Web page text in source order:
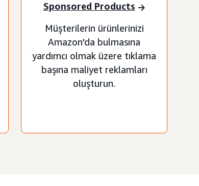
Sponsored Products
Müşterilerin ürünlerinizi
Amazon'da bulmasına
yardımcı olmak üzere tıklama
başına maliyet reklamları
oluşturun.